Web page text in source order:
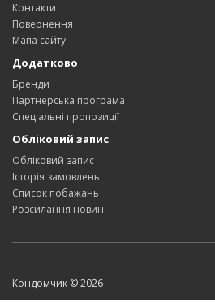
Контакти
Повернення
Мапа сайту
Додатково
Бренди
Партнерська програма
Спеціальні пропозиції
Обліковий запис
Обліковий запис
Історія замовлень
Список побажань
Розсилання новин
Кондомчик © 2026